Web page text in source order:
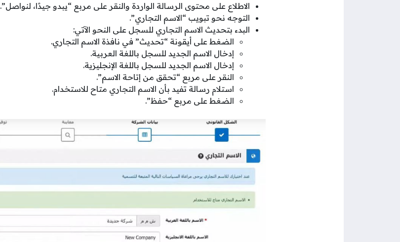
الاطلاع على محتوى الرسالة الواردة والنقر على مربع “يبدو جيدًا، لنواصل”.
التوجه نحو تبويب “الاسم التجاري”.
البدء بتحديث الاسم التجاري للسجل على النحو الآتي:
الضغط على أيقونة “تحديث” في نافذة الاسم التجاري.
إدخال الاسم الجديد للسجل باللغة العربية.
إدخال الاسم الجديد للسجل باللغة الإنجليزية.
النقر على مربع “تحقق من إتاحة الاسم”.
استلام رسالة تفيد بأن الاسم التجاري متاح للاستخدام.
الضغط على مربع “حفظ”.